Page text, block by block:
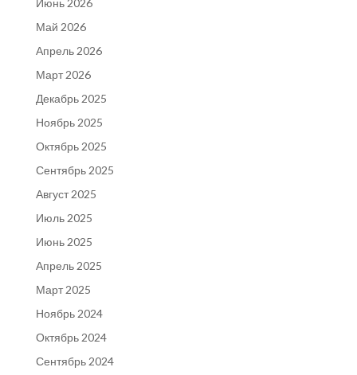
Май 2026
Апрель 2026
Март 2026
Декабрь 2025
Ноябрь 2025
Октябрь 2025
Сентябрь 2025
Август 2025
Июль 2025
Июнь 2025
Апрель 2025
Март 2025
Ноябрь 2024
Октябрь 2024
Сентябрь 2024